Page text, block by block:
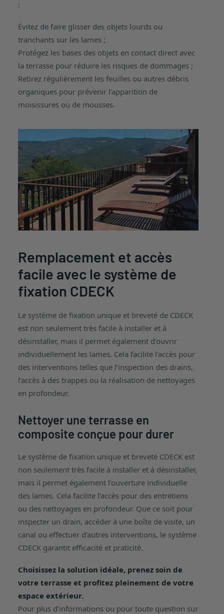
:
Évitez de faire glisser des objets lourds ou
tranchants sur les lames ;
Protégez les bases des objets en contact direct avec
la terrasse pour réduire les risques de dommages ;
Retirez régulièrement les feuilles ou autres débris
organiques pour prévenir l’apparition de
moisissures ou de mousses.
Remplacement et accès
facile avec le système de
fixation CDECK
Le système de fixation unique et breveté de CDECK
est non seulement très facile à installer et à
désinstaller, mais il permet également d’ouvrir
individuellement les lames. Cela facilite l’accès pour
des interventions telles que l’inspection des drains,
l’accès à des trappes ou la réalisation de nettoyages
en profondeur.
Nettoyer une terrasse en
composite conçue pour durer
Le système de fixation unique et breveté CDECK est
non seulement très facile à installer et à désinstaller,
mais il permet également l’ouverture individuelle
des lames. Cela facilite l’accès pour des entretiens
ou des nettoyages en profondeur. Que ce soit pour
inspecter un drain, accéder à une boîte de visite, un
canal ou effectuer d’autres interventions, le système
CDECK garantit efficacité et praticité.
Choisissez la solution idéale, prenez soin de
votre terrasse et profitez pleinement de votre
espace extérieur.
Pour plus d’informations ou pour toute question sur